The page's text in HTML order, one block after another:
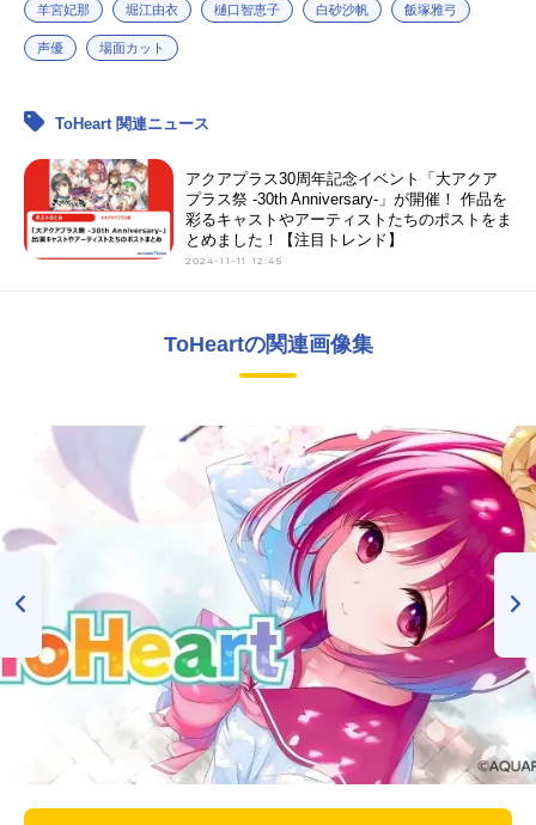
羊宮妃那 堀江由衣 樋口智恵子 白砂沙帆 飯塚雅弓
声優 場面カット
ToHeart 関連ニュース
アクアプラス30周年記念イベント「大アクア
プラス祭 -30th Anniversary-」が開催！ 作品を
彩るキャストやアーティストたちのポストをま
とめました！【注目トレンド】
2024-11-11 12:45
ToHeartの関連画像集